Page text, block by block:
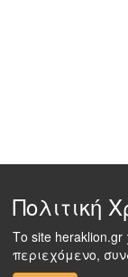
Πολιτική
Το site
περιεχόμενο,